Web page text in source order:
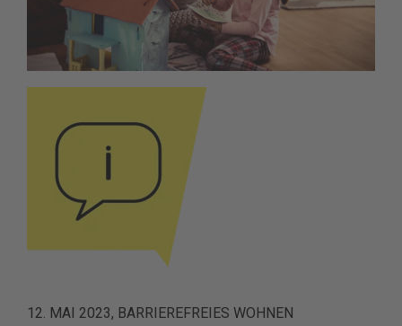
12. MAI 2023, BARRIEREFREIES WOHNEN